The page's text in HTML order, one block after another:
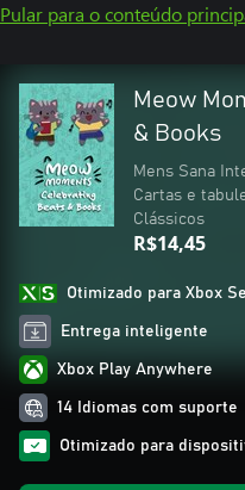
Pular para o conteúdo
Meow
& Books
Mens Sana
Cartas e
Clássicos
R$14,45
Otimizado para Xbox
Entrega inteligente
Xbox Play Anywhere
14 Idiomas com suporte
Otimizado para